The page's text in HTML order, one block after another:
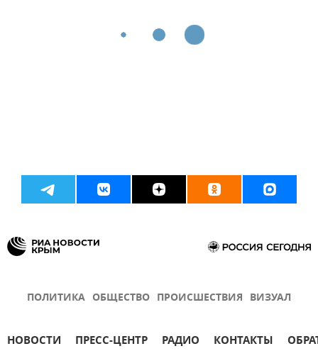
ПОЛИТИКА ОБЩЕСТВО ПРОИСШЕСТВИЯ ВИЗУАЛ
НОВОСТИ ПРЕСС-ЦЕНТР РАДИО КОНТАКТЫ